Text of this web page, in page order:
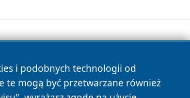
i podobnych technologii od
te mogą być przetwarzane również